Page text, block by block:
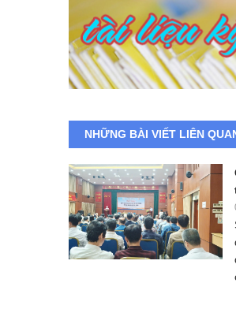
NHỮNG BÀI VIẾT LIÊN